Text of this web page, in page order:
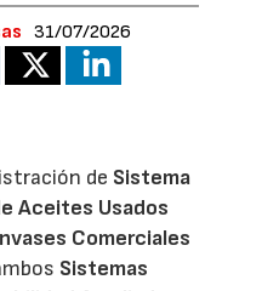
31/07/2026
de Sistema
Aceites Usados
Comerciales
Sistemas